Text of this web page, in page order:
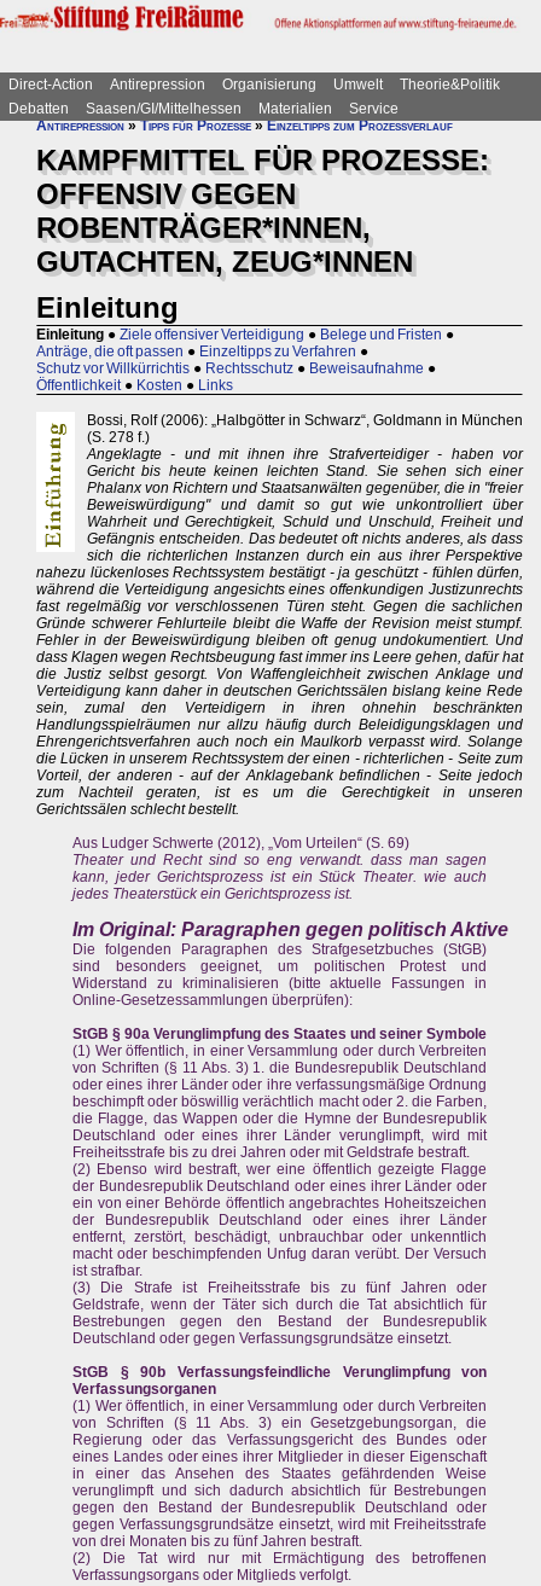
Direct-Action Antirepression Organisierung Umwelt
Theorie&Politik
Debatten
Saasen/GI/Mittelhessen Materialien
Service
Antirepression»Tipps für Prozesse»Einzeltipps zum Prozessverlauf
KAMPFMITTEL FÜR PROZESSE:
OFFENSIV GEGEN
ROBENTRÄGER*INNEN,
GUTACHTEN, ZEUG*INNEN
Einleitung
Einleitung ● Ziele offensiver Verteidigung ● Belege und Fristen ●
Anträge, die oft passen ● Einzeltipps zu Verfahren ●
Schutz vor Willkürrichtis ● Rechtsschutz ● Beweisaufnahme ●
Öffentlichkeit ● Kosten ● Links
Bossi, Rolf (2006): „Halbgötter in Schwarz“, Goldmann in München
(S. 278 f.)
Angeklagte - und mit ihnen ihre Strafverteidiger - haben vor
Gericht bis heute keinen leichten Stand. Sie sehen sich einer
Phalanx von Richtern und Staatsanwälten gegenüber, die in "freier
Beweiswürdigung" und damit so gut wie unkontrolliert über
Wahrheit und Gerechtigkeit, Schuld und Unschuld, Freiheit und
Gefängnis entscheiden. Das bedeutet oft nichts anderes, als dass
sich die richterlichen Instanzen durch ein aus ihrer Perspektive
nahezu lückenloses Rechtssystem bestätigt - ja geschützt - fühlen dürfen,
während die Verteidigung angesichts eines offenkundigen Justizunrechts
fast regelmäßig vor verschlossenen Türen steht. Gegen die sachlichen
Gründe schwerer Fehlurteile bleibt die Waffe der Revision meist stumpf.
Fehler in der Beweiswürdigung bleiben oft genug undokumentiert. Und
dass Klagen wegen Rechtsbeugung fast immer ins Leere gehen, dafür hat
die Justiz selbst gesorgt. Von Waffengleichheit zwischen Anklage und
Verteidigung kann daher in deutschen Gerichtssälen bislang keine Rede
sein, zumal den Verteidigern in ihren ohnehin beschränkten
Handlungsspielräumen nur allzu häufig durch Beleidigungsklagen und
Ehrengerichtsverfahren auch noch ein Maulkorb verpasst wird. Solange
die Lücken in unserem Rechtssystem der einen - richterlichen - Seite zum
Vorteil, der anderen - auf der Anklagebank befindlichen - Seite jedoch
zum Nachteil geraten, ist es um die Gerechtigkeit in unseren
Gerichtssälen schlecht bestellt.
Aus Ludger Schwerte (2012), „Vom Urteilen“ (S. 69)
Theater und Recht sind so eng verwandt. dass man sagen
kann, jeder Gerichtsprozess ist ein Stück Theater. wie auch
jedes Theaterstück ein Gerichtsprozess ist.
Im Original: Paragraphen gegen politisch Aktive
Die folgenden Paragraphen des Strafgesetzbuches (StGB)
sind besonders geeignet, um politischen Protest und
Widerstand zu kriminalisieren (bitte aktuelle Fassungen in
Online-Gesetzessammlungen überprüfen):
StGB § 90a Verunglimpfung des Staates und seiner Symbole
(1) Wer öffentlich, in einer Versammlung oder durch Verbreiten
von Schriften (§ 11 Abs. 3) 1. die Bundesrepublik Deutschland
oder eines ihrer Länder oder ihre verfassungsmäßige Ordnung
beschimpft oder böswillig verächtlich macht oder 2. die Farben,
die Flagge, das Wappen oder die Hymne der Bundesrepublik
Deutschland oder eines ihrer Länder verunglimpft, wird mit
Freiheitsstrafe bis zu drei Jahren oder mit Geldstrafe bestraft.
(2) Ebenso wird bestraft, wer eine öffentlich gezeigte Flagge
der Bundesrepublik Deutschland oder eines ihrer Länder oder
ein von einer Behörde öffentlich angebrachtes Hoheitszeichen
der Bundesrepublik Deutschland oder eines ihrer Länder
entfernt, zerstört, beschädigt, unbrauchbar oder unkenntlich
macht oder beschimpfenden Unfug daran verübt. Der Versuch
ist strafbar.
(3) Die Strafe ist Freiheitsstrafe bis zu fünf Jahren oder
Geldstrafe, wenn der Täter sich durch die Tat absichtlich für
Bestrebungen gegen den Bestand der Bundesrepublik
Deutschland oder gegen Verfassungsgrundsätze einsetzt.
StGB § 90b Verfassungsfeindliche Verunglimpfung von
Verfassungsorganen
(1) Wer öffentlich, in einer Versammlung oder durch Verbreiten
von Schriften (§ 11 Abs. 3) ein Gesetzgebungsorgan, die
Regierung oder das Verfassungsgericht des Bundes oder
eines Landes oder eines ihrer Mitglieder in dieser Eigenschaft
in einer das Ansehen des Staates gefährdenden Weise
verunglimpft und sich dadurch absichtlich für Bestrebungen
gegen den Bestand der Bundesrepublik Deutschland oder
gegen Verfassungsgrundsätze einsetzt, wird mit Freiheitsstrafe
von drei Monaten bis zu fünf Jahren bestraft.
(2) Die Tat wird nur mit Ermächtigung des betroffenen
Verfassungsorgans oder Mitglieds verfolgt.